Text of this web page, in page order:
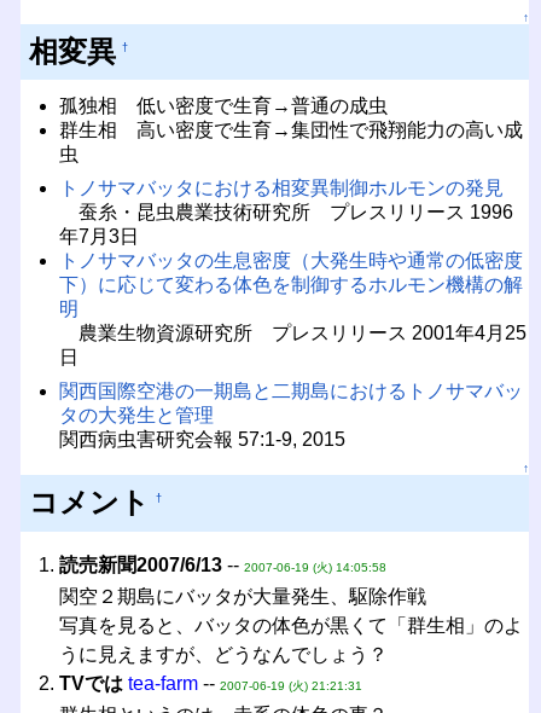
↑
相変異 †
孤独相 低い密度で生育→普通の成虫
群生相 高い密度で生育→集団性で飛翔能力の高い成
虫
トノサマバッタにおける相変異制御ホルモンの発見
蚕糸・昆虫農業技術研究所 プレスリリース 1996
年7月3日
トノサマバッタの生息密度（大発生時や通常の低密度
下）に応じて変わる体色を制御するホルモン機構の解
明
農業生物資源研究所 プレスリリース 2001年4月25
日
関西国際空港の一期島と二期島におけるトノサマバッ
タの大発生と管理
関西病虫害研究会報 57:1-9, 2015
↑
コメント †
読売新聞2007/6/13-- 2007-06-19 (火) 14:05:58
関空２期島にバッタが大量発生、駆除作戦
写真を見ると、バッタの体色が黒くて「群生相」のよ
うに見えますが、どうなんでしょう？
TVでは tea-farm-- 2007-06-19 (火) 21:21:31